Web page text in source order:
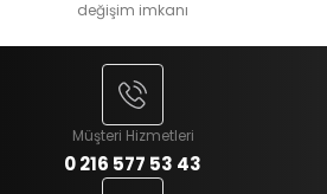
değişim imkanı
Müşteri Hizmetleri
0 216 577 53 43